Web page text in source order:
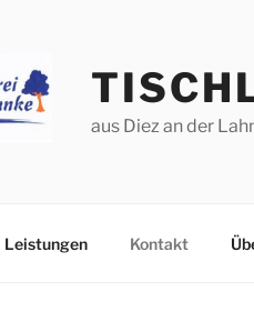
aus Diez an der
Leistungen Kontakt